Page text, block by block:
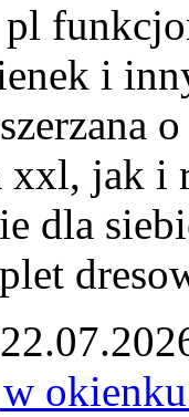
i
xxl, jak i
dla